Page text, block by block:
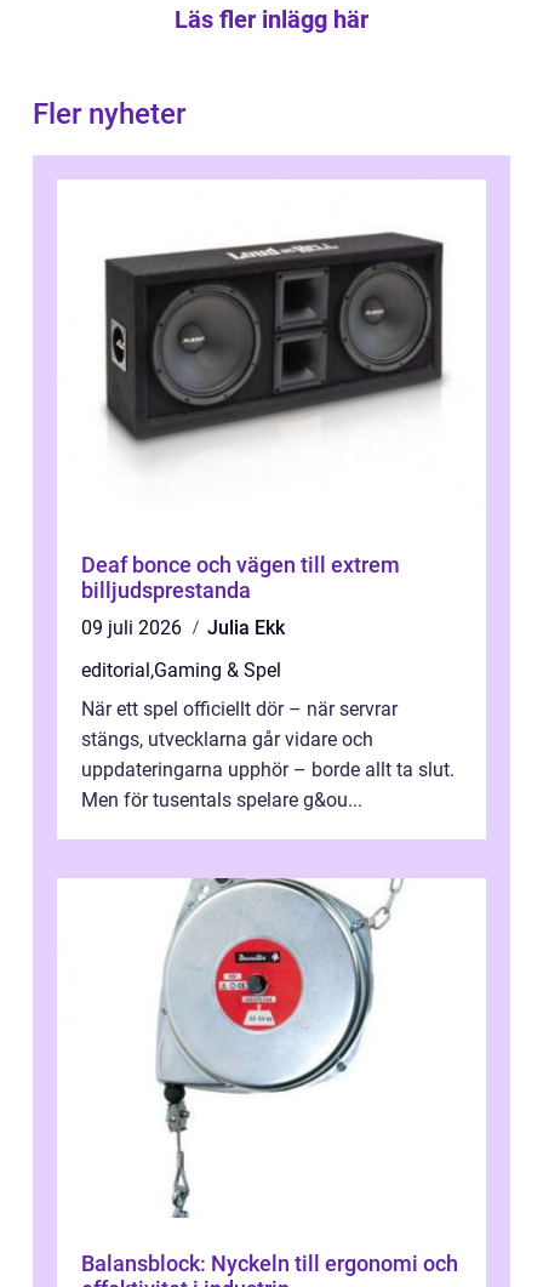
Läs fler inlägg här
Fler nyheter
Deaf bonce och vägen till extrem
billjudsprestanda
09 juli 2026
Julia Ekk
editorial,Gaming & Spel
När ett spel officiellt dör – när servrar
stängs, utvecklarna går vidare och
uppdateringarna upphör – borde allt ta slut.
Men för tusentals spelare g&ou...
Balansblock: Nyckeln till ergonomi och